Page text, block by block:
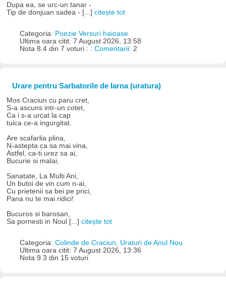
Dupa ea, se urc-un tanar -
Tip de donjuan sadea - [...]citește tot
Categoria: Poezie Versuri haioase
Ultima oara citit: 7 August 2026, 13:58
Nota 8.4 din 7 voturi : : Comentarii: 2
Urare pentru Sarbatorile de Iarna (uratura)
Mos Craciun cu paru cret,
S-a ascuns intr-un cotet,
Ca i s-a urcat la cap
tuica ce-a ingurgitat.
Are scafarlia plina,
N-astepta ca sa mai vina,
Astfel, ca-ti urez sa ai,
Bucurie si malai,
Sanatate, La Multi Ani,
Un butoi de vin cum n-ai,
Cu prietenii sa bei pe prici,
Pana nu te mai ridici!
Bucuros si barosan,
Sa pornesti in Noul [...]citește tot
Categoria: Colinde de Craciun, Uraturi de Anul Nou
Ultima oara citit: 7 August 2026, 13:36
Nota 9.3 din 15 voturi